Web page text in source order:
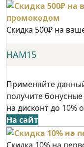
Скидка 500₽ на
НАМ15
Применяйте
получите
на дисконт до 10%
На сайт